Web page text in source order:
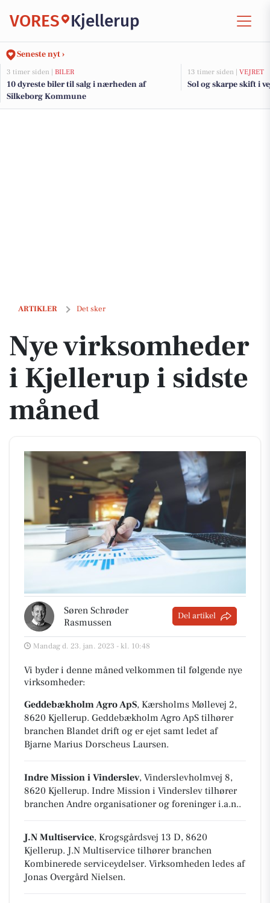
VORES Kjellerup
Seneste nyt ›
3 timer siden | BILER
10 dyreste biler til salg i nærheden af
Silkeborg Kommune
13 timer siden | VEJRET
Sol og skarpe skift i
ARTIKLER Det sker
Nye virksomheder i Kjellerup i sidste måned
Nye virksomheder
i Kjellerup i sidste
måned
Søren Schrøder
Rasmussen
Del artikel
Mandag d. 23. jan. 2023 - kl. 10:48
Vi byder i denne måned velkommen til følgende nye
virksomheder:
Geddebækholm Agro ApS, Kærsholms Møllevej 2,
8620 Kjellerup. Geddebækholm Agro ApS tilhører
branchen Blandet drift og er ejet samt ledet af
Bjarne Marius Dorscheus Laursen.
Indre Mission i Vinderslev, Vinderslevholmvej 8,
8620 Kjellerup. Indre Mission i Vinderslev tilhører
branchen Andre organisationer og foreninger i.a.n..
J.N Multiservice, Krogsgårdsvej 13 D, 8620
Kjellerup. J.N Multiservice tilhører branchen
Kombinerede serviceydelser. Virksomheden ledes af
Jonas Overgård Nielsen.